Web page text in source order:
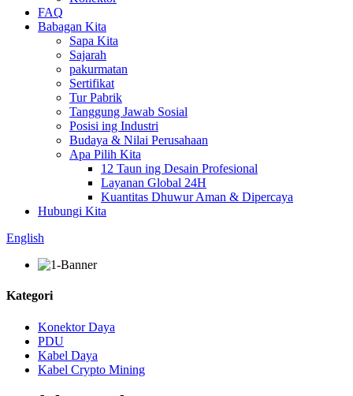
FAQ
Babagan Kita
Sapa Kita
Sajarah
pakurmatan
Sertifikat
Tur Pabrik
Tanggung Jawab Sosial
Posisi ing Industri
Budaya & Nilai Perusahaan
Apa Pilih Kita
12 Taun ing Desain Profesional
Layanan Global 24H
Kuantitas Dhuwur Aman & Dipercaya
Hubungi Kita
English
Kategori
Konektor Daya
PDU
Kabel Daya
Kabel Crypto Mining